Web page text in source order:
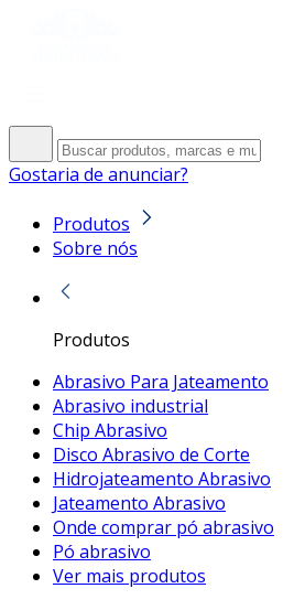
Gostaria de anunciar?
Produtos
Sobre nós
Produtos
Abrasivo Para Jateamento
Abrasivo industrial
Chip Abrasivo
Disco Abrasivo de Corte
Hidrojateamento Abrasivo
Jateamento Abrasivo
Onde comprar pó abrasivo
Pó abrasivo
Ver mais produtos